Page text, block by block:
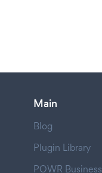
Main
Blog
Plugin Library
POWR Business